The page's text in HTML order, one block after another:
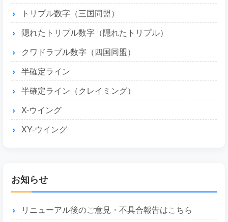
トリプル数字（三国同盟）
隠れたトリプル数字（隠れたトリプル）
クワドラプル数字（四国同盟）
半確定ライン
半確定ライン（クレイミング）
X-ウイング
XY-ウイング
お知らせ
リニューアル後のご意見・不具合報告はこちら